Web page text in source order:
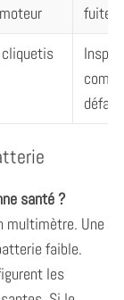
fuite
santé ?
multimètre. Une
faible.
les